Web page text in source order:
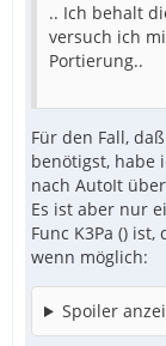
.. Ich behalt
versuch ich
Portierung..
Für den Fall,
benötigst, habe
nach AutoIt
Es ist aber nur
Func K3Pa ()
wenn möglich:
Spoiler